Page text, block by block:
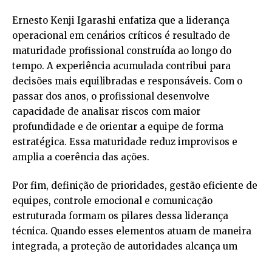
Ernesto Kenji Igarashi enfatiza que a liderança
operacional em cenários críticos é resultado de
maturidade profissional construída ao longo do
tempo. A experiência acumulada contribui para
decisões mais equilibradas e responsáveis. Com o
passar dos anos, o profissional desenvolve
capacidade de analisar riscos com maior
profundidade e de orientar a equipe de forma
estratégica. Essa maturidade reduz improvisos e
amplia a coerência das ações.
Por fim, definição de prioridades, gestão eficiente de
equipes, controle emocional e comunicação
estruturada formam os pilares dessa liderança
técnica. Quando esses elementos atuam de maneira
integrada, a proteção de autoridades alcança um